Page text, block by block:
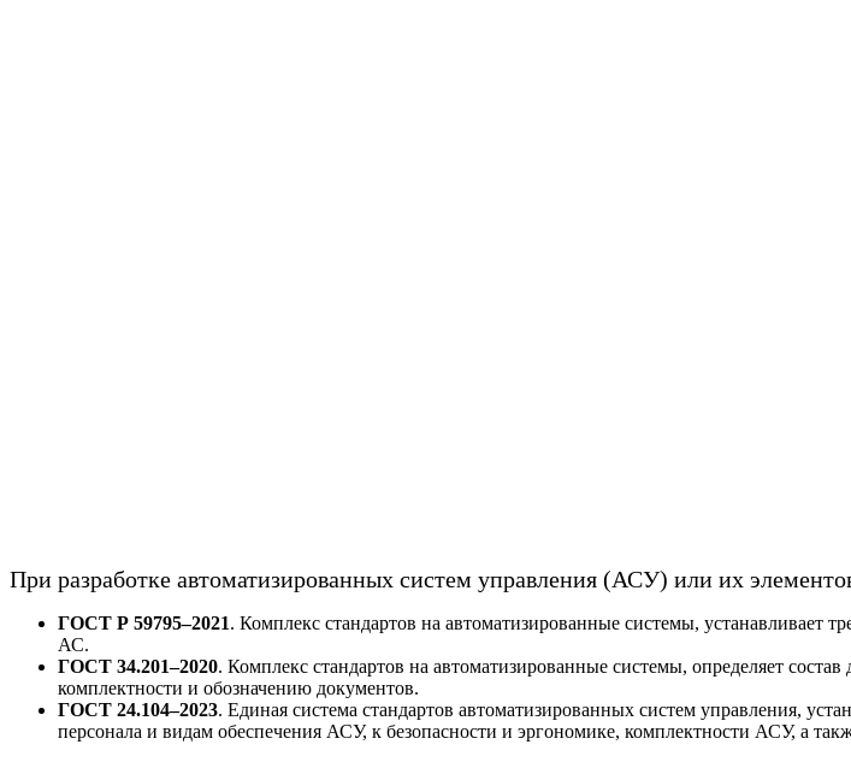
При разработке автоматизированных систем управления (АСУ) или их
ГОСТ Р 59795–2021. Комплекс стандартов на автоматизированные системы, устанавливает
АС.
ГОСТ 34.201–2020. Комплекс стандартов на автоматизированные системы, определяет
комплектности и обозначению документов.
ГОСТ 24.104–2023. Единая система стандартов автоматизированных систем управления,
персонала и видам обеспечения АСУ, к безопасности и эргономике, комплектности АСУ, а